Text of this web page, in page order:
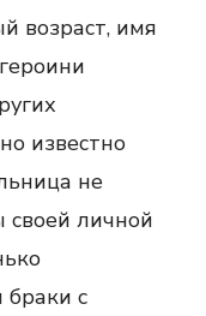
возраст, имя
известно
не
своей личной
с